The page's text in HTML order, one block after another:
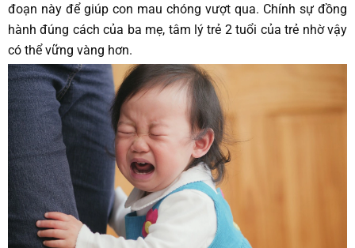
đoạn này để giúp con mau chóng vượt qua. Chính sự đồng
hành đúng cách của ba mẹ, tâm lý trẻ 2 tuổi của trẻ nhờ vậy
có thể vững vàng hơn.